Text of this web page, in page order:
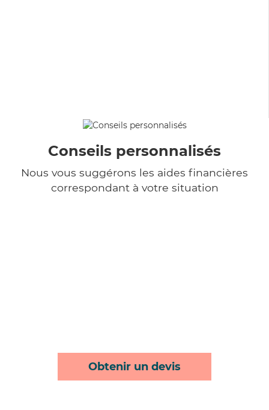
Conseils personnalisés
Nous vous suggérons les aides financières
correspondant à votre situation
Obtenir un devis